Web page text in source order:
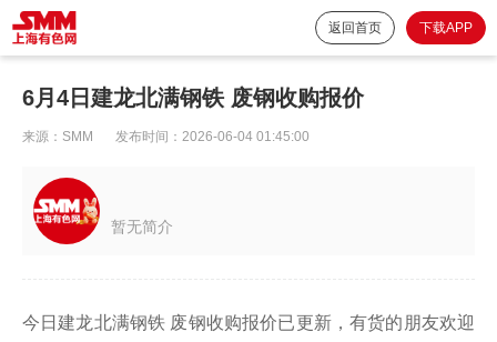
返回首页 下载APP
6月4日建龙北满钢铁 废钢收购报价
来源： SMM 发布时间： 2026-06-04 01:45:00
暂无简介
今日建龙北满钢铁 废钢收购报价已更新，有货的朋友欢迎